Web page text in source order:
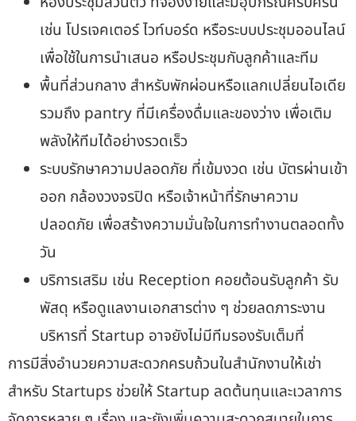
เช่น โปรเจคเตอร์ ไวท์บอร์ด หรือระบบประชุมออนไลน์
เพื่อใช้ในการนำเสนอ หรือประชุมกับลูกค้าและทีม
พื้นที่ส่วนกลาง สำหรับพักผ่อนหรือแลกเปลี่ยนไอเดีย
รวมถึง pantry ที่มีเครื่องดื่มและของว่าง เพื่อเติม
พลังให้ทีมได้อย่างรวดเร็ว
ระบบรักษาความปลอดภัย ที่เข้มงวด เช่น บัตรผ่านเข้า
ออก กล้องวงจรปิด หรือเจ้าหน้าที่รักษาความ
ปลอดภัย เพื่อสร้างความมั่นใจในการทำงานตลอดทั้ง
วัน
บริการเสริม เช่น Reception คอยต้อนรับลูกค้า รับ
พัสดุ หรือดูแลงานเอกสารต่าง ๆ ช่วยลดภาระงาน
บริหารที่ Startup อาจยังไม่มีทีมรองรับเต็มที่
การมีสิ่งอำนวยความสะดวกครบถ้วนในสำนักงานให้เช่า
สำหรับ Startups ช่วยให้ Startup ลดต้นทุนและเวลาการ